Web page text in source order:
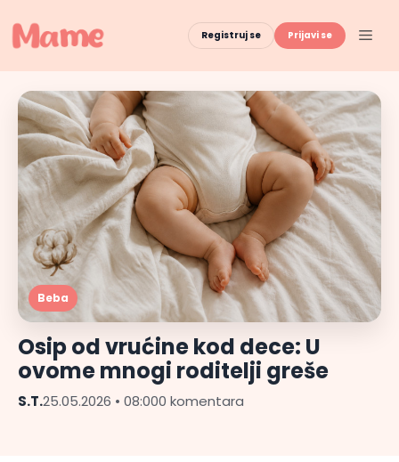
to
content
Registruj se Prijavi se
Beba
Osip od vrućine kod dece: U
ovome mnogi roditelji greše
S.T.25.05.2026 • 08:000 komentara